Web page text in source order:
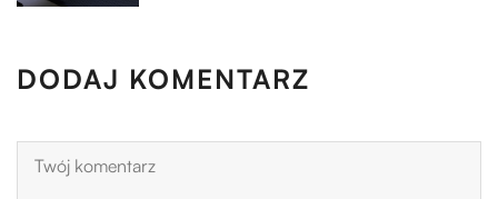
DODAJ KOMENTARZ